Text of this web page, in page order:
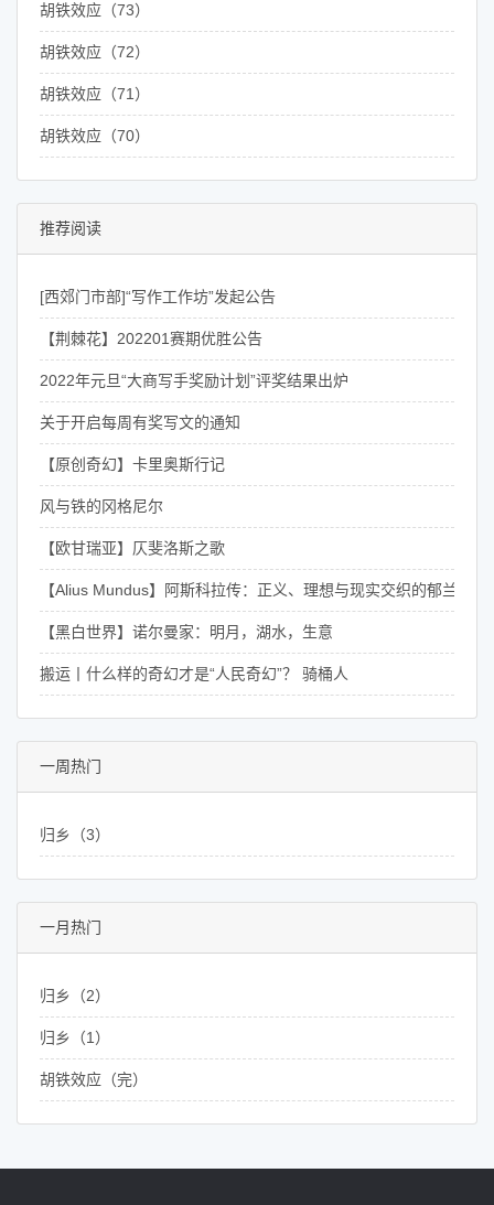
胡铁效应（73）
胡铁效应（72）
胡铁效应（71）
胡铁效应（70）
推荐阅读
[西郊门市部]“写作工作坊”发起公告
【荆棘花】202201赛期优胜公告
2022年元旦“大商写手奖励计划”评奖结果出炉
关于开启每周有奖写文的通知
【原创奇幻】卡里奥斯行记
风与铁的冈格尼尔
【欧甘瑞亚】仄斐洛斯之歌
【Alius Mundus】阿斯科拉传：正义、理想与现实交织的郁兰骑士
【黑白世界】诺尔曼家：明月，湖水，生意
搬运丨什么样的奇幻才是“人民奇幻”？ 骑桶人
一周热门
归乡（3）
一月热门
归乡（2）
归乡（1）
胡铁效应（完）